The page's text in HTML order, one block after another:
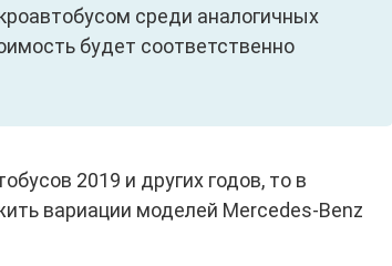
среди аналогичных
будет соответственно
2019 и других годов, то в
вариации моделей Mercedes-Benz